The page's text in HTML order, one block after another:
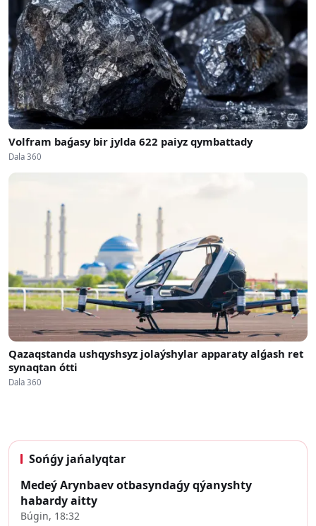
Volfram baǵasy bir jylda 622 paiyz qymbattady
Dala 360
Qazaqstanda ushqyshsyz jolaýshylar apparaty alǵash ret
synaqtan ótti
Dala 360
Sońǵy jańalyqtar
Medeý Arynbaev otbasyndaǵy qýanyshty
habardy aitty
Búgin, 18:32